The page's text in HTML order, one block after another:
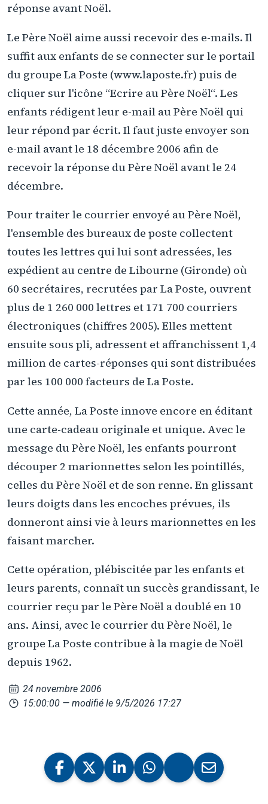
réponse avant Noël.
Le Père Noël aime aussi recevoir des e-mails. Il
suffit aux enfants de se connecter sur le portail
du groupe La Poste (www.laposte.fr) puis de
cliquer sur l'icône “Ecrire au Père Noël“. Les
enfants rédigent leur e-mail au Père Noël qui
leur répond par écrit. Il faut juste envoyer son
e-mail avant le 18 décembre 2006 afin de
recevoir la réponse du Père Noël avant le 24
décembre.
Pour traiter le courrier envoyé au Père Noël,
l'ensemble des bureaux de poste collectent
toutes les lettres qui lui sont adressées, les
expédient au centre de Libourne (Gironde) où
60 secrétaires, recrutées par La Poste, ouvrent
plus de 1 260 000 lettres et 171 700 courriers
électroniques (chiffres 2005). Elles mettent
ensuite sous pli, adressent et affranchissent 1,4
million de cartes-réponses qui sont distribuées
par les 100 000 facteurs de La Poste.
Cette année, La Poste innove encore en éditant
une carte-cadeau originale et unique. Avec le
message du Père Noël, les enfants pourront
découper 2 marionnettes selon les pointillés,
celles du Père Noël et de son renne. En glissant
leurs doigts dans les encoches prévues, ils
donneront ainsi vie à leurs marionnettes en les
faisant marcher.
Cette opération, plébiscitée par les enfants et
leurs parents, connaît un succès grandissant, le
courrier reçu par le Père Noël a doublé en 10
ans. Ainsi, avec le courrier du Père Noël, le
groupe La Poste contribue à la magie de Noël
depuis 1962.
24 novembre 2006
15:00:00 — modifié le 9/5/2026 17:27